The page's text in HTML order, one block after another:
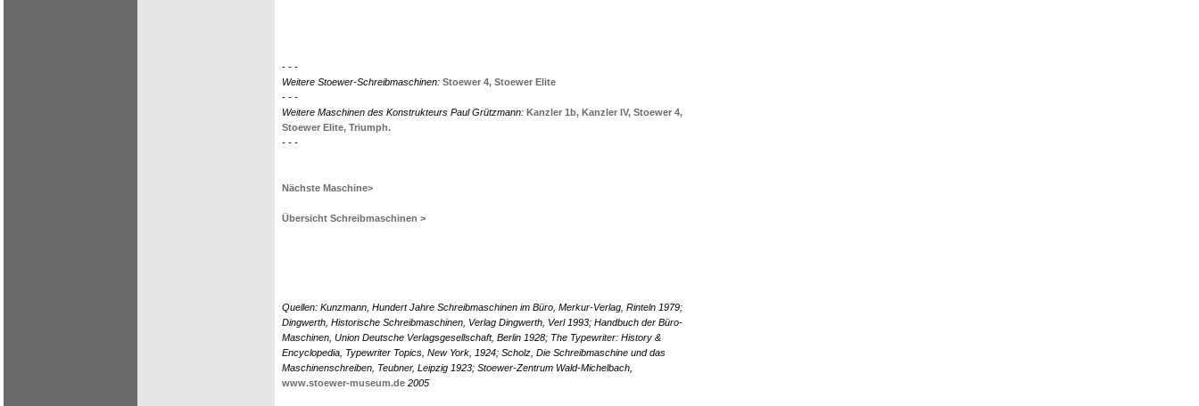
- - -
Weitere Stoewer-Schreibmaschinen: Stoewer 4, Stoewer Elite
- - -
Weitere Maschinen des Konstrukteurs Paul Grützmann: Kanzler 1b, Kanzler IV, Stoewer 4,
Stoewer Elite, Triumph.
- - -
Nächste Maschine>
Übersicht Schreibmaschinen >
Quellen: Kunzmann, Hundert Jahre Schreibmaschinen im Büro, Merkur-Verlag, Rinteln 1979;
Dingwerth, Historische Schreibmaschinen, Verlag Dingwerth, Verl 1993; Handbuch der Büro-
Maschinen, Union Deutsche Verlagsgesellschaft, Berlin 1928; The Typewriter: History &
Encyclopedia, Typewriter Topics, New York, 1924; Scholz, Die Schreibmaschine und das
Maschinenschreiben, Teubner, Leipzig 1923; Stoewer-Zentrum Wald-Michelbach,
www.stoewer-museum.de 2005